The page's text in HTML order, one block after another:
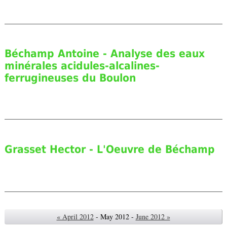
Béchamp Antoine - Analyse des eaux
minérales acidules-alcalines-
ferrugineuses du Boulon
Grasset Hector - L'Oeuvre de Béchamp
« April 2012- May 2012 - June 2012 »